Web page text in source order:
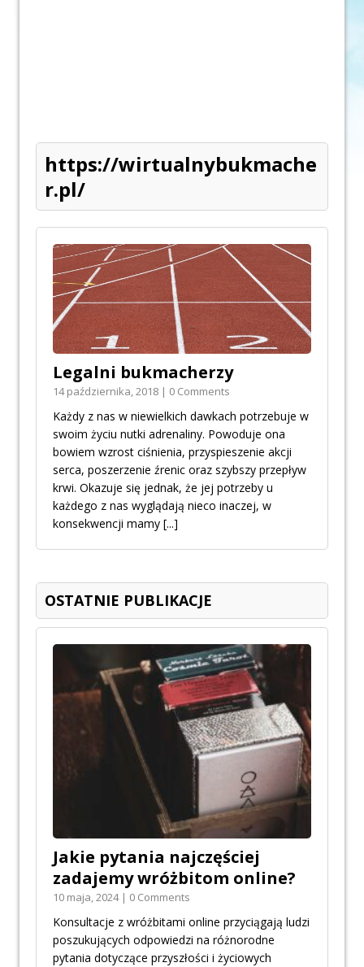
https://wirtualnybukmache
r.pl/
Legalni bukmacherzy
14 października, 2018 | 0 Comments
Każdy z nas w niewielkich dawkach potrzebuje w
swoim życiu nutki adrenaliny. Powoduje ona
bowiem wzrost ciśnienia, przyspieszenie akcji
serca, poszerzenie źrenic oraz szybszy przepływ
krwi. Okazuje się jednak, że jej potrzeby u
każdego z nas wyglądają nieco inaczej, w
konsekwencji mamy [...]
OSTATNIE PUBLIKACJE
Jakie pytania najczęściej
zadajemy wróżbitom online?
10 maja, 2024 | 0 Comments
Konsultacje z wróżbitami online przyciągają ludzi
poszukujących odpowiedzi na różnorodne
pytania dotyczące przyszłości i życiowych